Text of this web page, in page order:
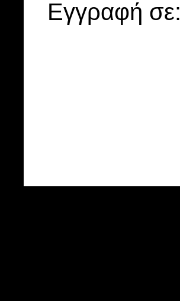
Εγγραφή σε: